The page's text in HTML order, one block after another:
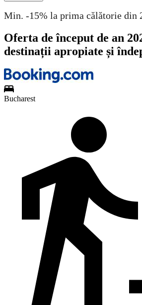
Min. -15% la prima călătorie din
Oferta de început de an
destinații apropiate și
Bucharest